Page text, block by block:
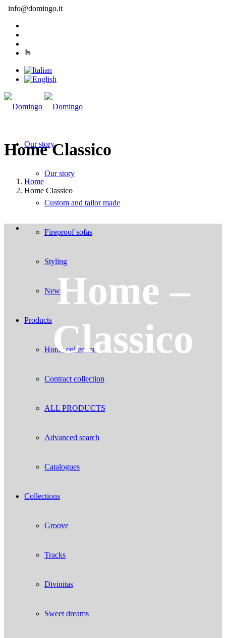
info@domingo.it
Our story
Our story
Custom and tailor made
Fireproof sofas
Styling
News
Products
Home collection
Contract collection
ALL PRODUCTS
Advanced search
Catalogues
Collections
Groove
Tracks
Divinitas
Sweet dreams
Home Classico
Home
Home Classico
Home –
Classico